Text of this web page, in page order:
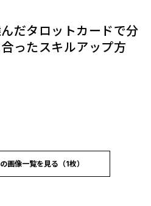
だタロットカードで分
ったスキルアップ方
画像一覧を見る（1枚）